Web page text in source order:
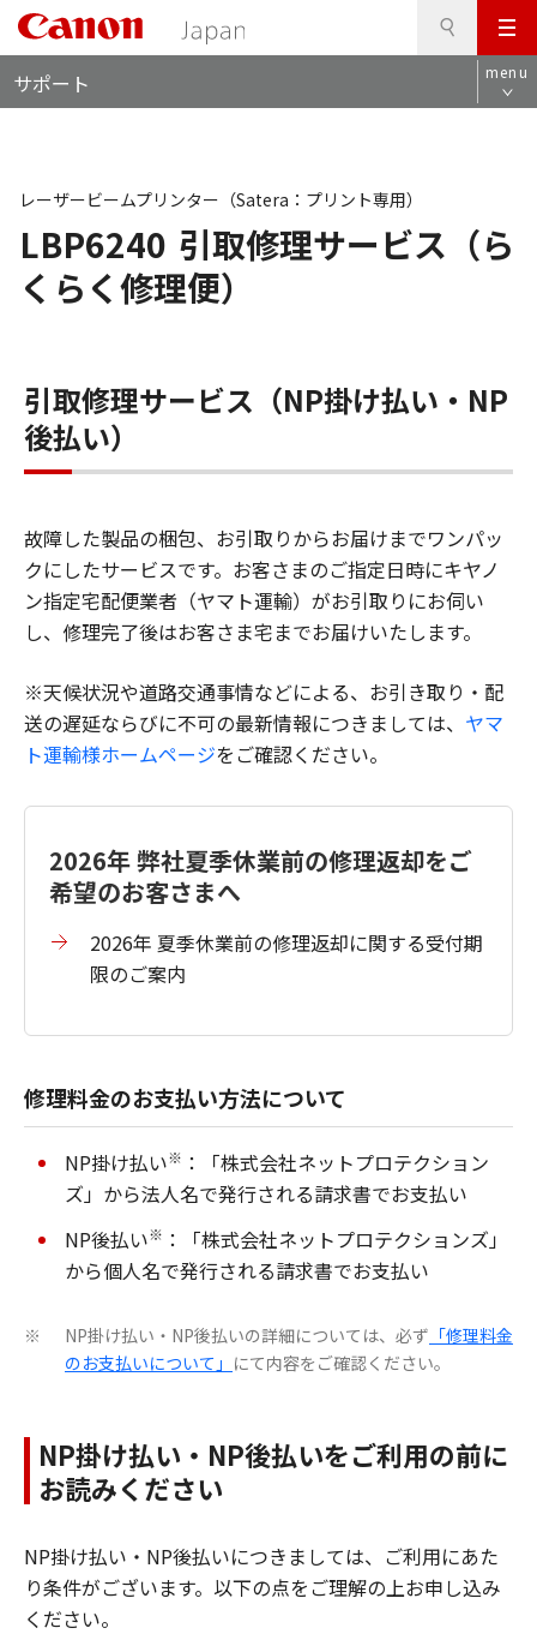
メ
ニ
ュ
サポート menu
LBP6240 引取修理サービス（ら
くらく修理便）
レーザービームプリンター（Satera：プリント専用）
引取修理サービス（NP掛け払い・NP
後払い）
故障した製品の梱包、お引取りからお届けまでワンパッ
クにしたサービスです。お客さまのご指定日時にキヤノ
ン指定宅配便業者（ヤマト運輸）がお引取りにお伺い
し、修理完了後はお客さま宅までお届けいたします。
※天候状況や道路交通事情などによる、お引き取り・配
送の遅延ならびに不可の最新情報につきましては、 ヤマ
ト運輸様ホームページをご確認ください。
2026年 弊社夏季休業前の修理返却をご
希望のお客さまへ
2026年 夏季休業前の修理返却に関する受付期
限のご案内
修理料金のお支払い方法について
NP掛け払い※ ：「株式会社ネットプロテクション
ズ」から法人名で発行される請求書でお支払い
NP後払い※ ：「株式会社ネットプロテクションズ」
から個人名で発行される請求書でお支払い
※ NP掛け払い・NP後払いの詳細については、必ず 「修理料金
のお支払いについて」 にて内容をご確認ください。
NP掛け払い・NP後払いをご利用の前に
お読みください
NP掛け払い・NP後払いにつきましては、ご利用にあた
り条件がございます。以下の点をご理解の上お申し込み
ください。